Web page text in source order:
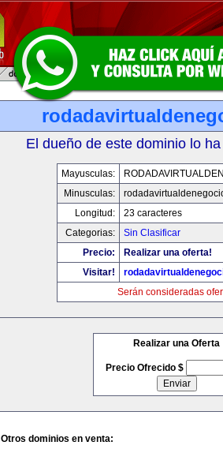
El dueño de este dominio lo
Mayusculas:
Minusculas:
Longitud:
23 caracteres
Categorias:
Sin Clasificar
Precio:
Realizar una oferta!
Visitar!
Serán consideradas
Realizar una Oferta
Precio Ofrecido $
Otros dominios en venta: